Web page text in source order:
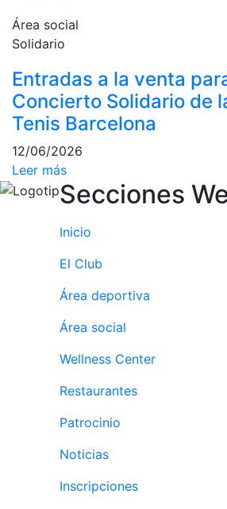
Peñas del Club
Wellness Center
Servicio de
fisiosalud
Entrenamientos
personales
Actividades
dirigidas
Piscina
Restaurantes
Restaurante
El Snack
Casa Arilla
Área social
Solidario
Entradas a la venta
Concierto Solidario de
Tenis Barcelona
12/06/2026
Leer más
Secciones
Inicio
El Club
Área deportiva
Área social
Wellness Center
Restaurantes
Patrocinio
Noticias
Inscripciones